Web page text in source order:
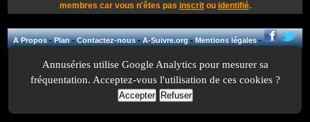
membres car vous n'êtes pas inscritou identifié.
A Propos-Plan-Contactez-nous-A-Suivre.org-Mentions légales-
Annuséries utilise Google Analytics pour mesurer sa
fréquentation. Acceptez-vous l'utilisation de ces cookies ?
Accepter Refuser